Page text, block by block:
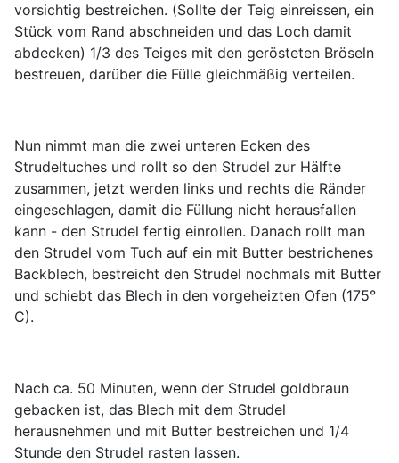
vorsichtig bestreichen. (Sollte der Teig einreissen, ein
Stück vom Rand abschneiden und das Loch damit
abdecken) 1/3 des Teiges mit den gerösteten Bröseln
bestreuen, darüber die Fülle gleichmäßig verteilen.
Nun nimmt man die zwei unteren Ecken des
Strudeltuches und rollt so den Strudel zur Hälfte
zusammen, jetzt werden links und rechts die Ränder
eingeschlagen, damit die Füllung nicht herausfallen
kann - den Strudel fertig einrollen. Danach rollt man
den Strudel vom Tuch auf ein mit Butter bestrichenes
Backblech, bestreicht den Strudel nochmals mit Butter
und schiebt das Blech in den vorgeheizten Ofen (175°
C).
Nach ca. 50 Minuten, wenn der Strudel goldbraun
gebacken ist, das Blech mit dem Strudel
herausnehmen und mit Butter bestreichen und 1/4
Stunde den Strudel rasten lassen.